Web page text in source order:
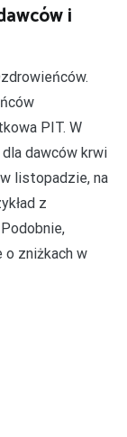
i
PIT. W
dawców krwi
listopadzie, na
z
o zniżkach w